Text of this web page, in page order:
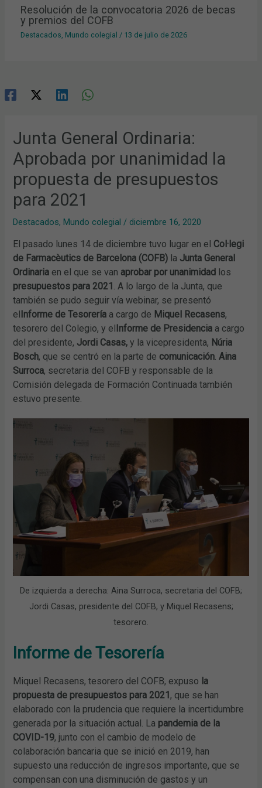
Junta General Ordinaria:
Aprobada por unanimidad la
propuesta de presupuestos
para 2021
Destacados,Mundo colegial / diciembre 16, 2020
El pasado lunes 14 de diciembre tuvo lugar en el Col·legi
de Farmacèutics de Barcelona (COFB) la Junta General
Ordinaria en el que se van aprobar por unanimidad los
presupuestos para 2021 . A lo largo de la Junta, que
también se pudo seguir vía webinar, se presentó
elInforme de Tesorería a cargo de Miquel Recasens,
tesorero del Colegio, y elInforme de Presidencia a cargo
del presidente, Jordi Casas, y la vicepresidenta, Núria
Bosch, que se centró en la parte de comunicación .Aina
Surroca, secretaria del COFB y responsable de la
Comisión delegada de Formación Continuada también
estuvo presente.
De izquierda a derecha: Aina Surroca, secretaria del COFB;
Jordi Casas, presidente del COFB, y Miquel Recasens;
tesorero.
Informe de Tesorería
Miquel Recasens, tesorero del COFB, expuso la
propuesta de presupuestos para 2021, que se han
elaborado con la prudencia que requiere la incertidumbre
generada por la situación actual. La pandemia de la
COVID-19, junto con el cambio de modelo de
colaboración bancaria que se inició en 2019, han
supuesto una reducción de ingresos importante, que se
compensan con una disminución de gastos y un
Resolución de la convocatoria 2026 de becas
y premios del COFB
Destacados, Mundo colegial / 13 de julio de 2026